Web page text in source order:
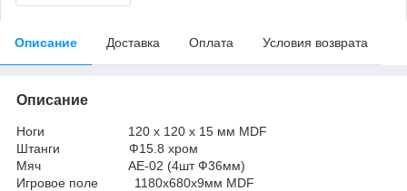
Описание Доставка Оплата Условия возврата
Описание
Ноги 120 x 120 x 15 мм MDF
Штанги Ф15.8 хром
Мяч АЕ-02 (4шт Ф36мм)
Игровое поле 1180х680х9мм MDF